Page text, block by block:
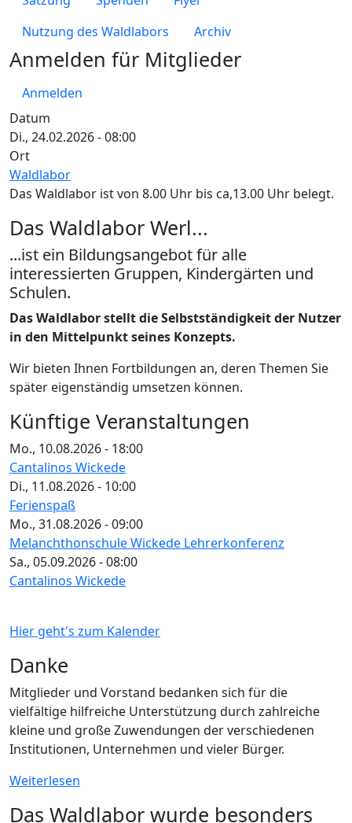
Datum
Di., 24.02.2026 - 08:00
Ort
Waldlabor
Das Waldlabor ist von 8.00 Uhr bis ca,13.00 Uhr belegt.
Nutzung des Waldlabors
Archiv
Anmelden für Mitglieder
Anmelden
Das Waldlabor Werl...
...ist ein Bildungsangebot für alle
interessierten Gruppen, Kindergärten und
Schulen.
Das Waldlabor stellt die Selbstständigkeit der Nutzer
in den Mittelpunkt seines Konzepts.
Wir bieten Ihnen Fortbildungen an, deren Themen Sie
später eigenständig umsetzen können.
Künftige Veranstaltungen
Mo., 10.08.2026 - 18:00
Cantalinos Wickede
Di., 11.08.2026 - 10:00
Ferienspaß
Mo., 31.08.2026 - 09:00
Melanchthonschule Wickede Lehrerkonferenz
Sa., 05.09.2026 - 08:00
Cantalinos Wickede
Hier geht's zum Kalender
Danke
Mitglieder und Vorstand bedanken sich für die
vielfältige hilfreiche Unterstützung durch zahlreiche
kleine und große Zuwendungen der verschiedenen
Institutionen, Unternehmen und vieler Bürger.
Weiterlesen
Das Waldlabor wurde besonders